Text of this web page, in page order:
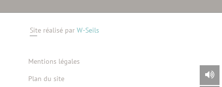
Site réalisé par W-Seils
Mentions légales
Plan du site